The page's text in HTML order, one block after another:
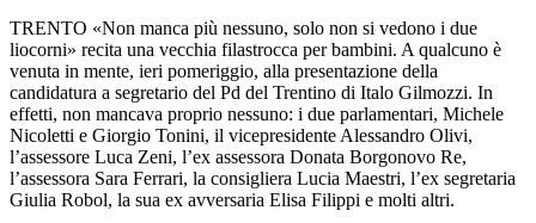
TRENTO «Non manca più nessuno, solo non si vedono i due
liocorni» recita una vecchia filastrocca per bambini. A qualcuno è
venuta in mente, ieri pomeriggio, alla presentazione della
candidatura a segretario del Pd del Trentino di Italo Gilmozzi. In
effetti, non mancava proprio nessuno: i due parlamentari, Michele
Nicoletti e Giorgio Tonini, il vicepresidente Alessandro Olivi,
l’assessore Luca Zeni, l’ex assessora Donata Borgonovo Re,
l’assessora Sara Ferrari, la consigliera Lucia Maestri, l’ex segretaria
Giulia Robol, la sua ex avversaria Elisa Filippi e molti altri.